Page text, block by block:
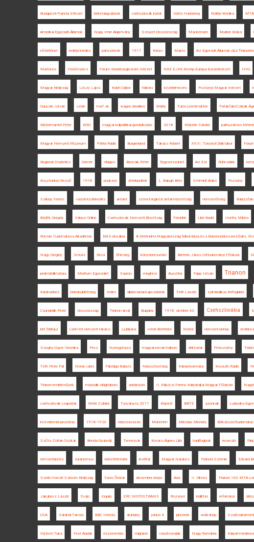
Budapesti Francia Intézet béketárgyalások csehszlovák iratok Vörös Hadsereg Erdélyi Krónika
Amerikai Egyesült Államok Nagy Imre Alapítvány Szovjet-Oroszország Mackensen Murber Ibolya
nőtörténet erdélyi kérdés pánszlávok 1917 Könyv Maros Az Egyesült Államok útja
Martonos Felsőmoécs Fórum Kisebbségkutató Intézet NKE EJKK Közép-Európa Kutatóintézet HVG
Magyar Királyság Lóczy Lajos Koloh Gábor háború közélelmezés Pozsonyi Magyar Intézet
Gaucsík István Lenin ma7.sk wagon dwellers Erdély Turócszentmárton Patakfalvi-Czirják
Wintermantel Péter WWI magyar külpolitikai gondolkodás 2018 Wekerle Sándor párhuzamos
Magyar Nemzeti Múzeum Pátria Rádió Burgenland Takács Róbert XVIII. Torockói Diáktábor
Regional Statistics Gömör Világos Bencsik Péter fegyverszünet Az Est Ruhr-vidék
Kosztolányi Dezső 1918 podcast áttelepültek L. Balogh Béni Schmidt Anikó Pozsony
Sziklay Ferenc vasúti közlekedés antant szövetségközi antant-bizottság nemzetőrség
Bödők Gergely Válasz Online Csehszlovák Nemzeti Bizottság Felvidék Libri Kiadó Horthy Miklós
Román Tudományos Akadémia Dél-Szlovákia A történelmi Magyarország felbomlása és a trianoni békeszerződés.
Nagy Gergely Smuts Déva Éhínség könyvbemutató Brenner János Hittudományi Főiskola
proletárdiktatúra Meritum Egyesület Sopron meghívó Ausztria Papp István Trianon
Karánsebes békeküldöttség Index diplomáciai kapcsolatok Tóth László szimbolikus térfoglalás
Csunderlik Péter Oroszország Trianon árvái Bulgária 1918. október 30. Csehszlovákia
brit földrajz cseh-tót nemzeti tanács Ljubljana Henri Berthelot Mohol nemzeti ünnep
Szeghy-Gayer Veronika Pécs Nyíregyháza magyar-román háború déli határ Petrozsény Teleki
Tóth Péter Pál Noran Libro Pálvölgyi Balázs Népszövetség Károlyi-kormány Kossuth Rádió
Trianon-emlékművek második világháború adatbázis II. Rákóczi Ferenc Kárpátaljai Magyar Főiskola
csehszlovák csapatok Mohr Szilárd Tusványos 2017 Kisjenő BBTE azonnali Ludovika
közvéleménykutatás 1918-1920 népszavazás München Miroslav Michela
Szőts Zoltán Oszkár Benda Gyula-díj Temesvár Kovács Ágnes Lilla hadifoglyok recenzió
nemzetépítés turanizmus békefeltételek levéltár Magyar Narancs Trianoni Szemle Edvard
Szerb-Horvát-Szlovén Királyság Vavro Šrobár december elseje Ada II. Vilmos Trianon 100 MTA-
Jakubecz László Svájc Inquiry ERC NEPOSTRANS Rozsnyó kiállítás reformkor
USA Sárándi Tamás BBC History áruhiány június 4. pincérek workshop Szatmárnémeti
Vojtech Tuka Fest Aladár összeomlás migráció vasútvonalak Nagy-Románia Kárpát-medence